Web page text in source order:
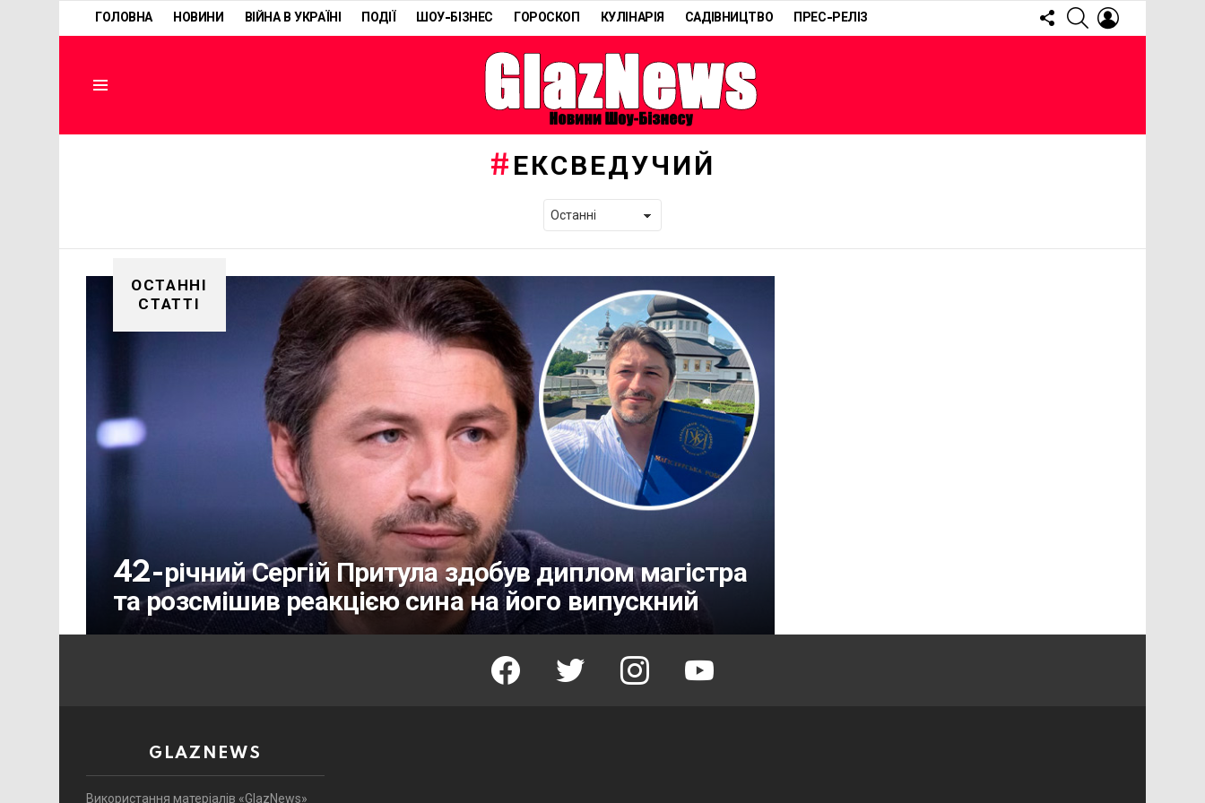
ГОЛОВНА НОВИНИ ВІЙНА В УКРАЇНІ ПОДІЇ ШОУ-БІЗНЕС ГОРОСКОП КУЛІНАРІЯ САДІВНИЦТВО ПРЕС-РЕЛІЗ
FOLLOW
US
SEARCH
ЕКСВЕДУЧИЙ
ОСТАННІ
СТАТТІ
42-річний Сергій Притула здобув диплом магістра
та розсмішив реакцією сина на його випускний
facebook twitter instagram youtube
GLAZNEWS
Використання матеріалів «GlazNews»